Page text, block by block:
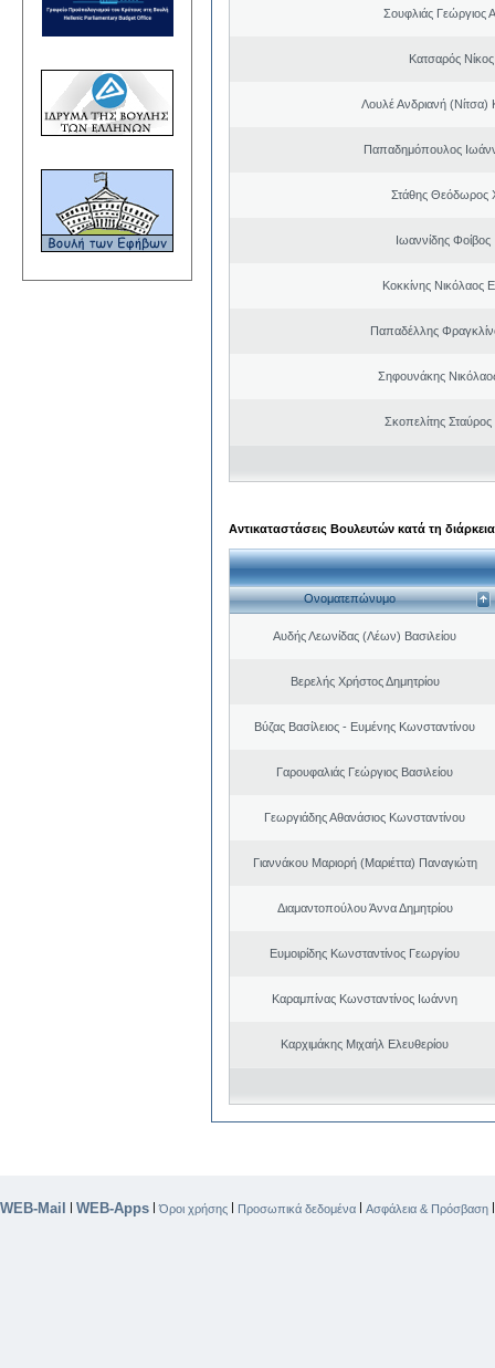
Σουφλιάς Γεώργιος
Κατσαρός
Λουλέ Ανδριανή (Νίτσα)
Παπαδημόπουλος
Στάθης Θεόδωρος
Ιωαννίδης
Κοκκίνης Νικόλαος
Παπαδέλλης
Σηφουνάκης
Σκοπελίτης
Αντικαταστάσεις Βουλευτών κατά τη
Ονοματεπώνυμο
Αυδής Λεωνίδας (Λέων) Βασιλείου
Βερελής Χρήστος Δημητρίου
Βύζας Βασίλειος - Ευμένης Κωνσταντίνου
Γαρουφαλιάς Γεώργιος Βασιλείου
Γεωργιάδης Αθανάσιος Κωνσταντίνου
Γιαννάκου Μαριορή (Μαριέττα) Παναγιώτη
Διαμαντοπούλου Άννα Δημητρίου
Ευμοιρίδης Κωνσταντίνος Γεωργίου
Καραμπίνας Κωνσταντίνος Ιωάννη
Καρχιμάκης Μιχαήλ Ελευθερίου
WEB-Mail | WEB-Apps |Όροι χρήσης | Προσωπικά δεδομένα | Ασφάλεια & Πρόσβαση